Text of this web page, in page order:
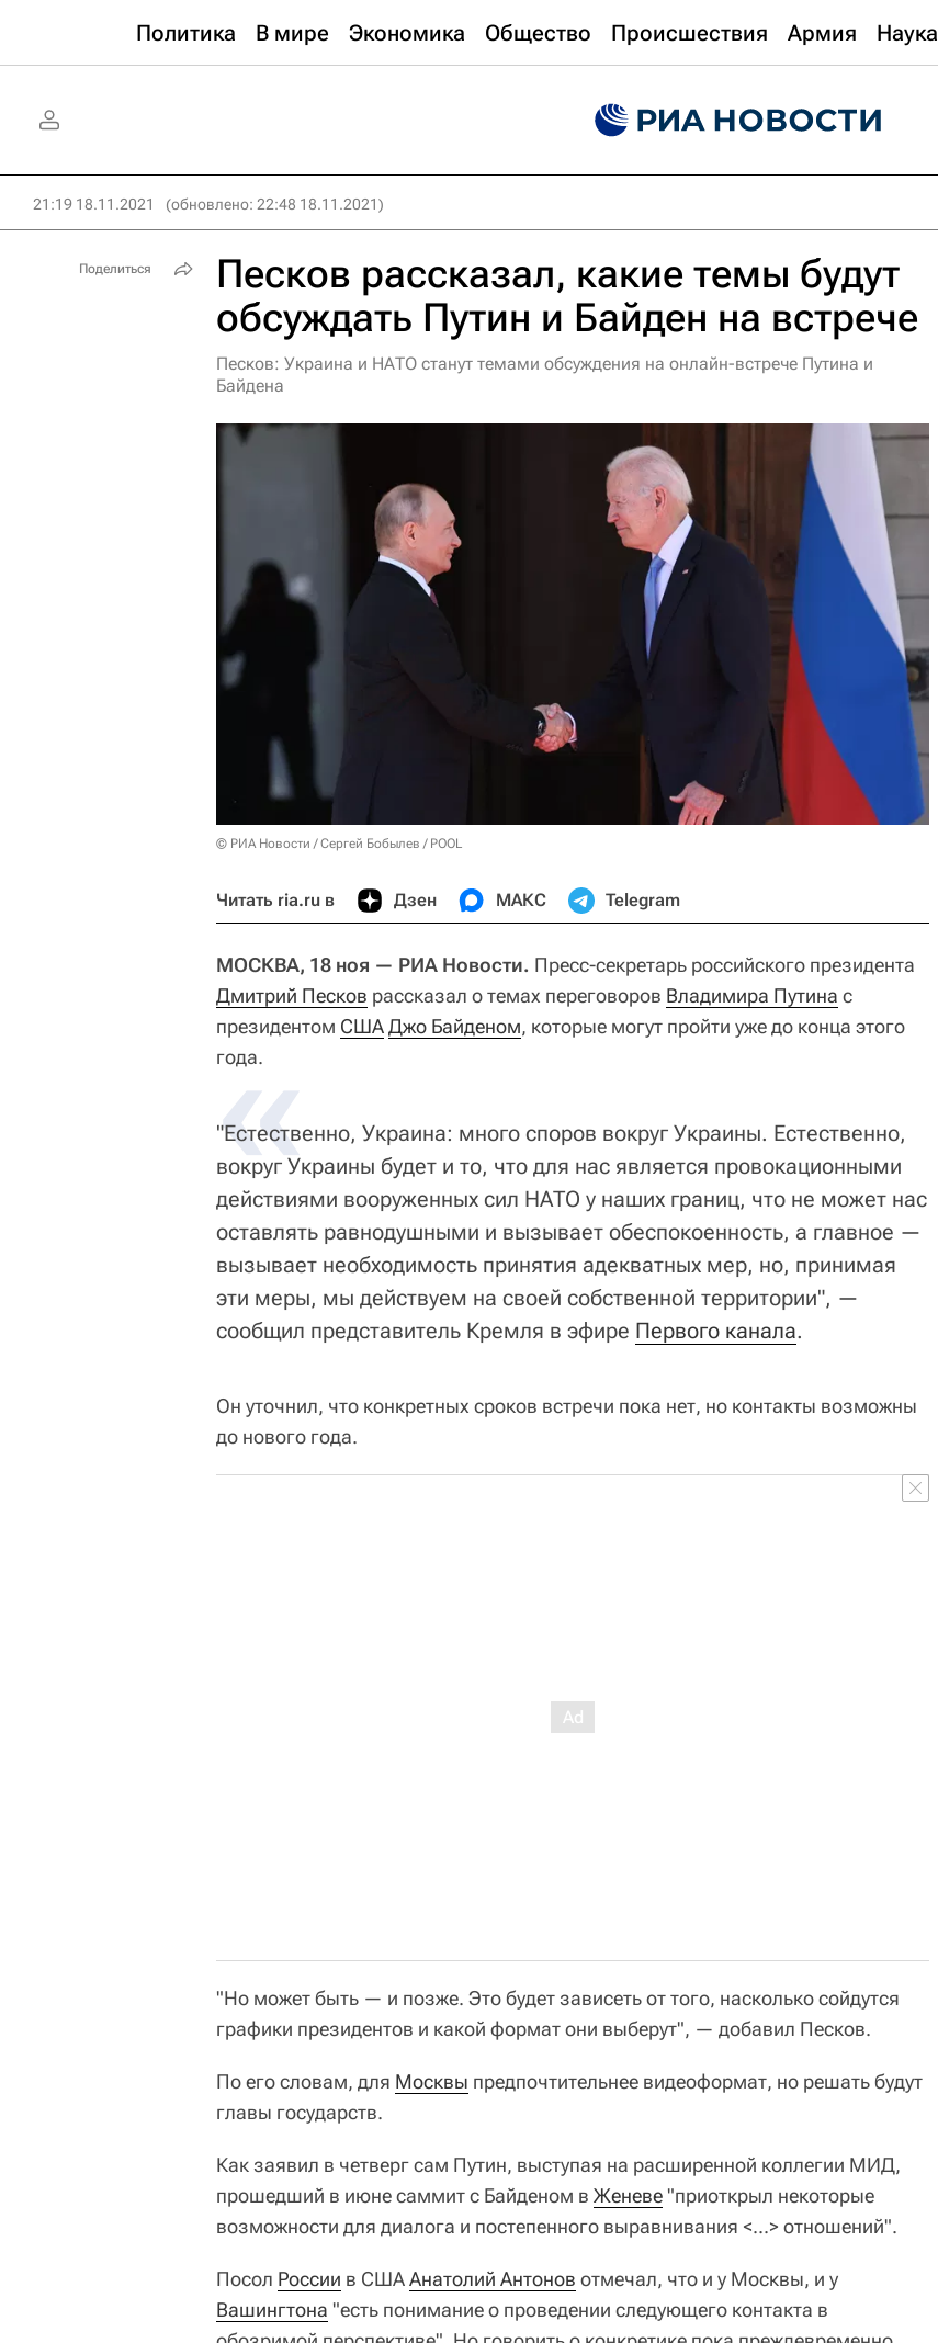
Политика В мире Экономика Общество Происшествия Армия Наука
21:19 18.11.2021 (обновлено: 22:48 18.11.2021)
Песков рассказал, какие темы будут
обсуждать Путин и Байден на встрече
Песков: Украина и НАТО станут темами обсуждения на онлайн-встрече Путина и
Байдена
© РИА Новости / Сергей Бобылев / POOL
Читать ria.ru в Дзен МАКС Telegram
МОСКВА, 18 ноя — РИА Новости. Пресс-секретарь российского президента
Дмитрий Песков рассказал о темах переговоров Владимира Путина с
президентом СШАДжо Байденом, которые могут пройти уже до конца этого
года.
«
"Естественно, Украина: много споров вокруг Украины. Естественно,
вокруг Украины будет и то, что для нас является провокационными
действиями вооруженных сил НАТО у наших границ, что не может нас
оставлять равнодушными и вызывает обеспокоенность, а главное —
вызывает необходимость принятия адекватных мер, но, принимая
эти меры, мы действуем на своей собственной территории", —
сообщил представитель Кремля в эфире Первого канала.
Он уточнил, что конкретных сроков встречи пока нет, но контакты возможны
до нового года.
"Но может быть — и позже. Это будет зависеть от того, насколько сойдутся
графики президентов и какой формат они выберут", — добавил Песков.
По его словам, для Москвы предпочтительнее видеоформат, но решать будут
главы государств.
Как заявил в четверг сам Путин, выступая на расширенной коллегии МИД,
прошедший в июне саммит с Байденом в Женеве "приоткрыл некоторые
возможности для диалога и постепенного выравнивания <...> отношений".
Посол России в СШААнатолий Антонов отмечал, что и у Москвы, и у
Вашингтона "есть понимание о проведении следующего контакта в
Поделиться